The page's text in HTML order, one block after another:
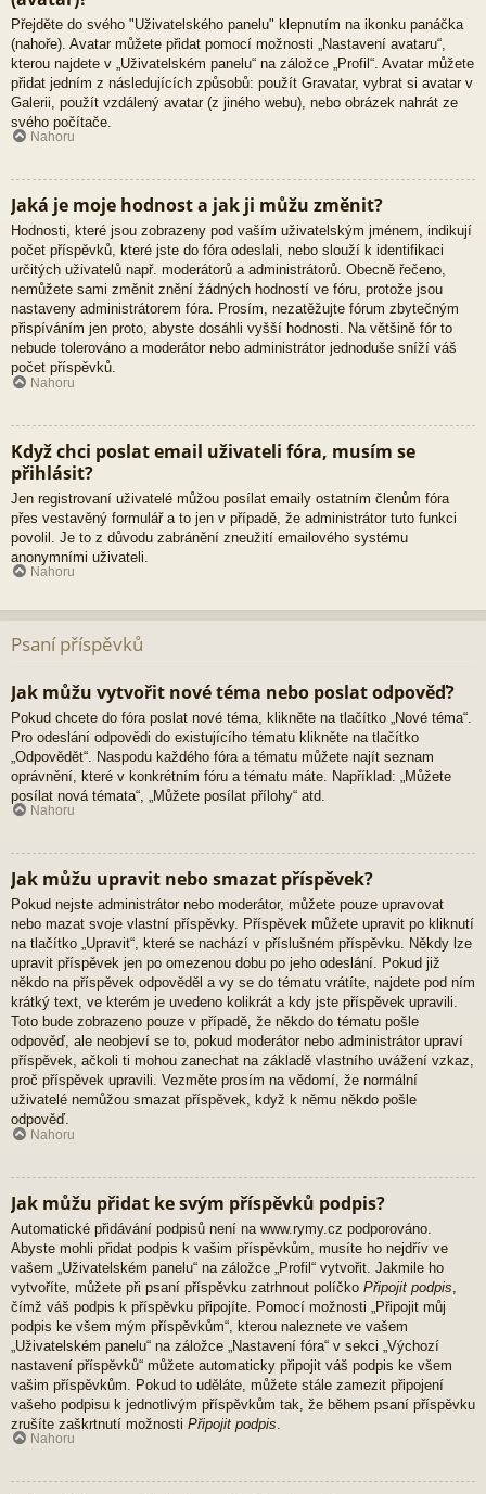
Přejděte do svého "Uživatelského panelu" klepnutím na ikonku panáčka
(nahoře). Avatar můžete přidat pomocí možnosti „Nastavení avataru“,
kterou najdete v „Uživatelském panelu“ na záložce „Profil“. Avatar můžete
přidat jedním z následujících způsobů: použít Gravatar, vybrat si avatar v
Galerii, použít vzdálený avatar (z jiného webu), nebo obrázek nahrát ze
svého počítače.
Nahoru
Jaká je moje hodnost a jak ji můžu změnit?
Hodnosti, které jsou zobrazeny pod vaším uživatelským jménem, indikují
počet příspěvků, které jste do fóra odeslali, nebo slouží k identifikaci
určitých uživatelů např. moderátorů a administrátorů. Obecně řečeno,
nemůžete sami změnit znění žádných hodností ve fóru, protože jsou
nastaveny administrátorem fóra. Prosím, nezatěžujte fórum zbytečným
přispíváním jen proto, abyste dosáhli vyšší hodnosti. Na většině fór to
nebude tolerováno a moderátor nebo administrátor jednoduše sníží váš
počet příspěvků.
Nahoru
Když chci poslat email uživateli fóra, musím se
přihlásit?
Jen registrovaní uživatelé můžou posílat emaily ostatním členům fóra
přes vestavěný formulář a to jen v případě, že administrátor tuto funkci
povolil. Je to z důvodu zabránění zneužití emailového systému
anonymními uživateli.
Nahoru
Psaní příspěvků
Jak můžu vytvořit nové téma nebo poslat odpověď?
Pokud chcete do fóra poslat nové téma, klikněte na tlačítko „Nové téma“.
Pro odeslání odpovědi do existujícího tématu klikněte na tlačítko
„Odpovědět“. Naspodu každého fóra a tématu můžete najít seznam
oprávnění, které v konkrétním fóru a tématu máte. Například: „Můžete
posílat nová témata“, „Můžete posílat přílohy“ atd.
Nahoru
Jak můžu upravit nebo smazat příspěvek?
Pokud nejste administrátor nebo moderátor, můžete pouze upravovat
nebo mazat svoje vlastní příspěvky. Příspěvek můžete upravit po kliknutí
na tlačítko „Upravit“, které se nachází v příslušném příspěvku. Někdy lze
upravit příspěvek jen po omezenou dobu po jeho odeslání. Pokud již
někdo na příspěvek odpověděl a vy se do tématu vrátíte, najdete pod ním
krátký text, ve kterém je uvedeno kolikrát a kdy jste příspěvek upravili.
Toto bude zobrazeno pouze v případě, že někdo do tématu pošle
odpověď, ale neobjeví se to, pokud moderátor nebo administrátor upraví
příspěvek, ačkoli ti mohou zanechat na základě vlastního uvážení vzkaz,
proč příspěvek upravili. Vezměte prosím na vědomí, že normální
uživatelé nemůžou smazat příspěvek, když k němu někdo pošle
odpověď.
Nahoru
Jak můžu přidat ke svým příspěvků podpis?
Automatické přidávání podpisů není na www.rymy.cz podporováno.
Abyste mohli přidat podpis k vašim příspěvkům, musíte ho nejdřív ve
vašem „Uživatelském panelu“ na záložce „Profil“ vytvořit. Jakmile ho
vytvoříte, můžete při psaní příspěvku zatrhnout políčko Připojit podpis
čímž váš podpis k příspěvku připojíte. Pomocí možnosti „Připojit můj
podpis ke všem mým příspěvkům“, kterou naleznete ve vašem
„Uživatelském panelu“ na záložce „Nastavení fóra“ v sekci „Výchozí
nastavení příspěvků“ můžete automaticky připojit váš podpis ke všem
vašim příspěvkům. Pokud to uděláte, můžete stále zamezit připojení
vašeho podpisu k jednotlivým příspěvkům tak, že během psaní příspěvku
zrušíte zaškrtnutí možnosti Připojit podpis
Nahoru